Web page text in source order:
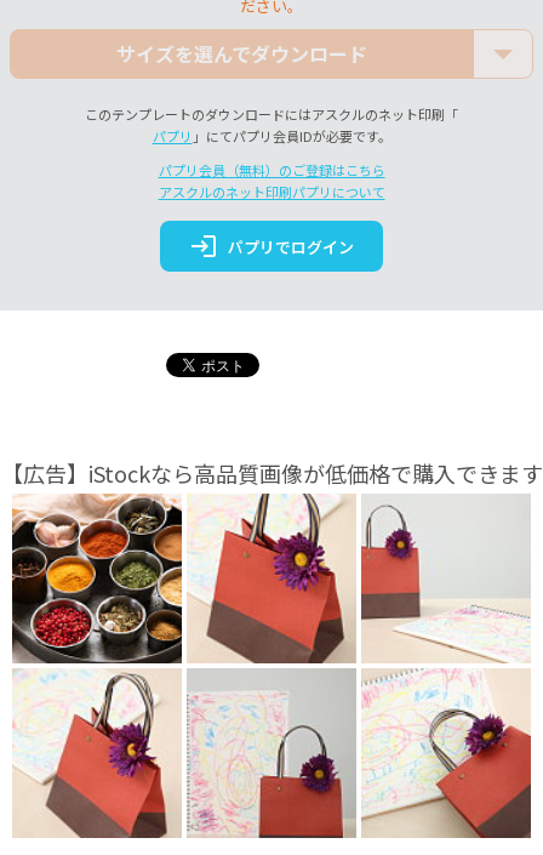
ださい。
サイズを選んでダウンロード
このテンプレートのダウンロードにはアスクルのネット印刷「
パプリ 」にてパプリ会員IDが必要です。
パプリ会員（無料）のご登録はこちら
アスクルのネット印刷パプリについて
login パプリでログイン
【広告】iStockなら高品質画像が低価格で購入できます